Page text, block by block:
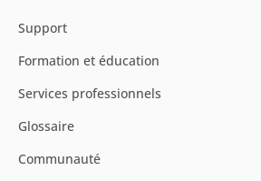
Support
Formation et éducation
Services professionnels
Glossaire
Communauté